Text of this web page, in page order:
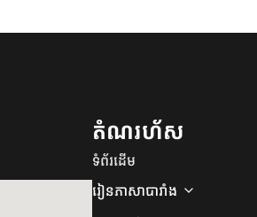
តំណរហ័ស
ទំព័រដើម
រៀនភាសាបារាំង